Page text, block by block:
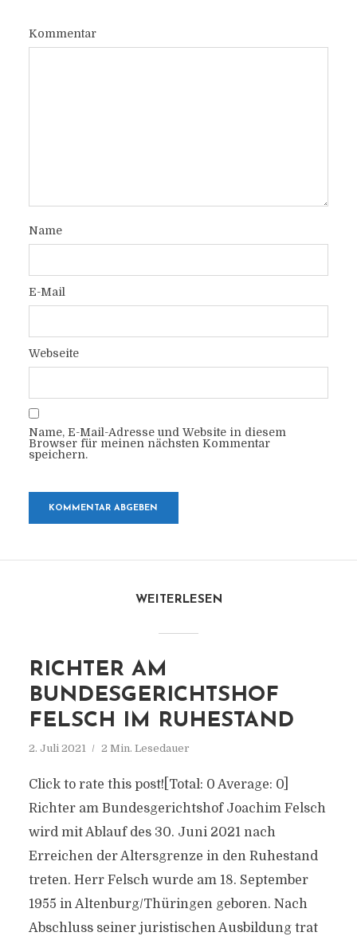
Kommentar
Name
E-Mail
Webseite
Name, E-Mail-Adresse und Website in diesem
Browser für meinen nächsten Kommentar
speichern.
WEITERLESEN
RICHTER AM
BUNDESGERICHTSHOF
FELSCH IM RUHESTAND
2. Juli 2021 2 Min. Lesedauer
Click to rate this post![Total: 0 Average: 0]
Richter am Bundesgerichtshof Joachim Felsch
wird mit Ablauf des 30. Juni 2021 nach
Erreichen der Altersgrenze in den Ruhestand
treten. Herr Felsch wurde am 18. September
1955 in Altenburg/Thüringen geboren. Nach
Abschluss seiner juristischen Ausbildung trat